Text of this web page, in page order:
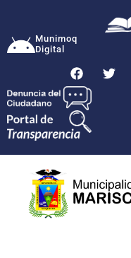
Munimoq
Digital